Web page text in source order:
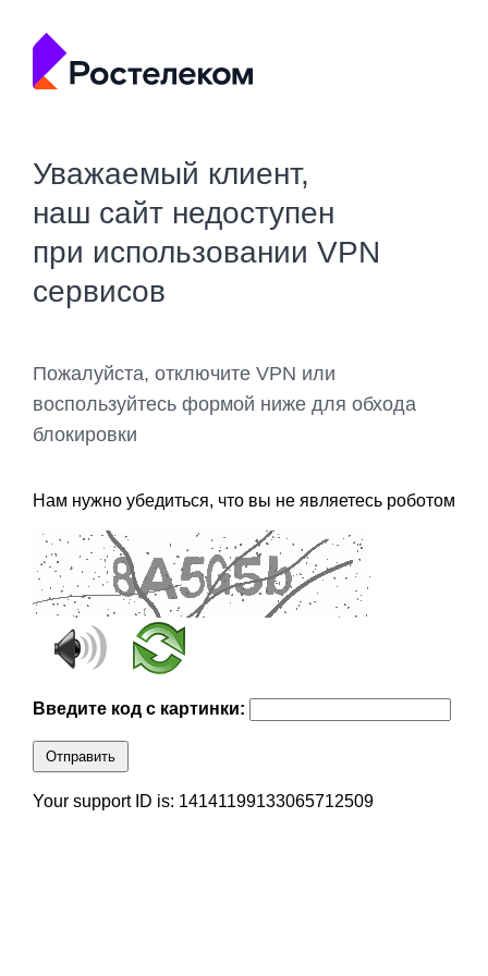
Уважаемый клиент,
наш сайт недоступен
при использовании VPN
сервисов
Пожалуйста, отключите VPN или
воспользуйтесь формой ниже для обхода
блокировки
Нам нужно убедиться, что вы не являетесь роботом
Введите код с картинки:
Отправить
Your support ID is: 14141199133065712509